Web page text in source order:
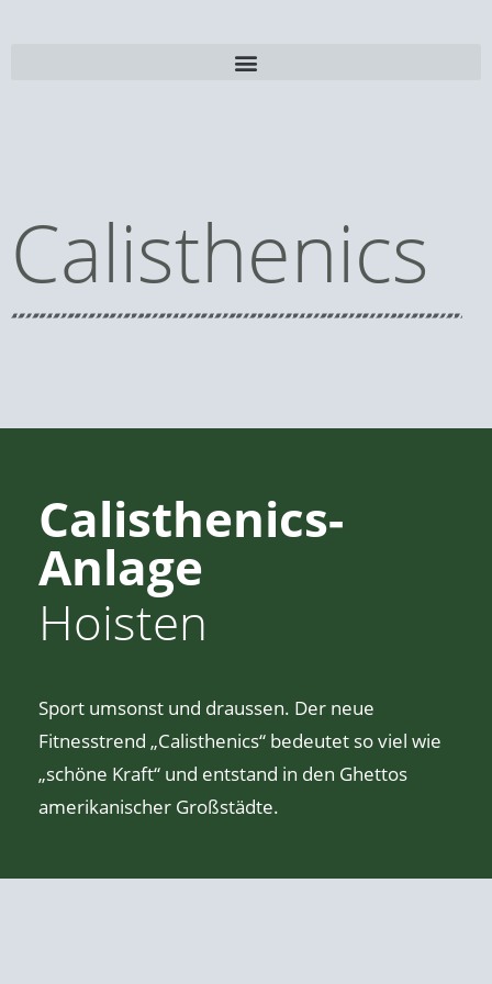
Calisthenics
Calisthenics-
Anlage
Hoisten
Sport umsonst und draussen. Der neue
Fitnesstrend „Calisthenics“ bedeutet so viel wie
„schöne Kraft“ und entstand in den Ghettos
amerikanischer Großstädte.